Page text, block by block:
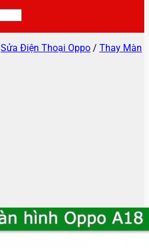
Sửa Điện Thoại Oppo / Thay Màn